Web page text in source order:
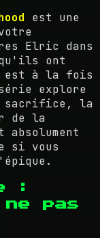
est une
Elric dans
ont
est à la fois
explore
le sacrifice, la
de la
si vous
:
pas